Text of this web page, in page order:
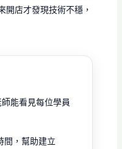
開店才發現技術不穩，
能看見每位學員
間，幫助建立